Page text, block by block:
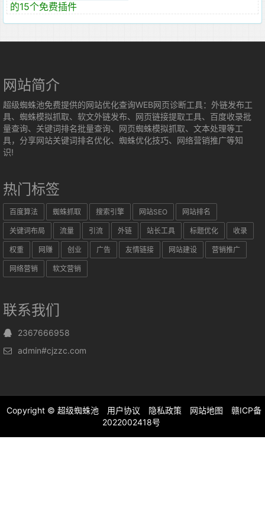
的15个免费插件
网站简介
超级蜘蛛池免费提供的网站优化查询WEB网页诊断工具：外链发布工
具、蜘蛛模拟抓取、软文外链发布、网页链接提取工具、百度收录批
量查询、关键词排名批量查询、网页蜘蛛模拟抓取、文本处理等工
具，分享网站关键词排名优化、蜘蛛优化技巧、网络营销推广等知
识!
热门标签
百度算法 蜘蛛抓取 搜索引擎 网站SEO 网站排名
关键词布局 流量 引流 外链 站长工具 标题优化 收录
权重 网赚 创业 广告 友情链接 网站建设 营销推广
网络营销 软文营销
联系我们
2367666958
admin#cjzzc.com
Copyright © 超级蜘蛛池 用户协议 隐私政策 网站地图
赣ICP备
2022002418号